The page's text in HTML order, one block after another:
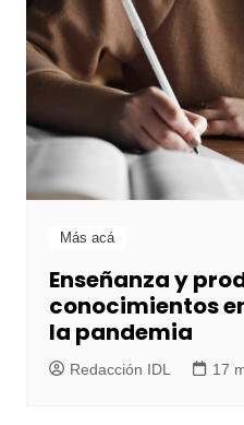
Más acá
Enseñanza y
conocimientos
la pandemia
Redacción IDL 17